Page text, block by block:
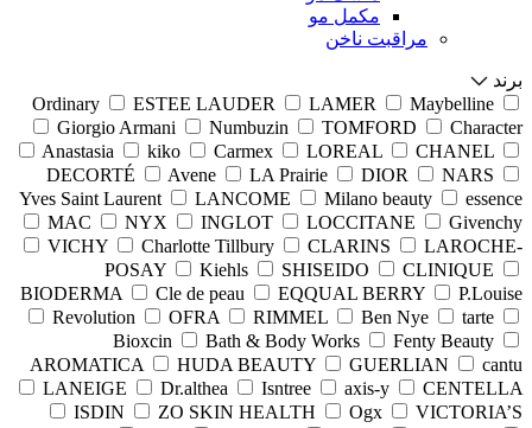
مکمل مو
مراقبت ناخن
برند
Ordinary
ESTEE LAUDER LAMER
Maybelline
Giorgio Armani
Numbuzin TOMFORD
Character
Anastasia
kiko Carmex LOREAL
CHANEL
DECORTÉ
Avene LA Prairie DIOR
NARS
Yves Saint Laurent
LANCOME Milano beauty
essence
MAC
NYX INGLOT LOCCITANE
Givenchy
VICHY
Charlotte Tillbury CLARINS
LAROCHE-
POSAY
Kiehls SHISEIDO
CLINIQUE
BIODERMA
Cle de peau EQQUAL BERRY
P.Louise
Revolution
OFRA RIMMEL Ben Nye
tarte
Bioxcin
Bath & Body Works
Fenty Beauty
AROMATICA
HUDA BEAUTY GUERLIAN
cantu
LANEIGE
Dr.althea Isntree axis-y
CENTELLA
ISDIN
ZO SKIN HEALTH Ogx
VICTORIA’S